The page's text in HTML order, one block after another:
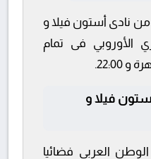
16/4/2026 كلا من نادى أستون فيلا و
الأوروبي فى تمام
فيلا و
العربي فضائيا